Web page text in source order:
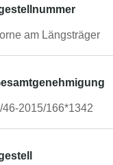
am Längsträger
2015/166*1342